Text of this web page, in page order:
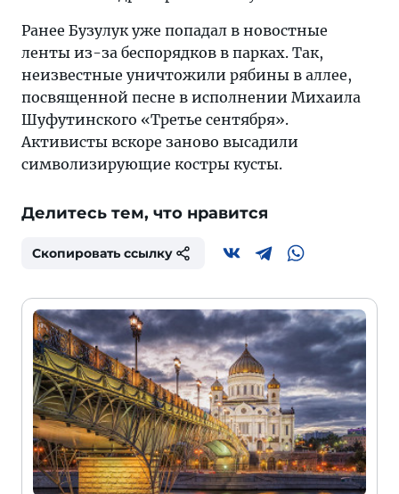
Ранее Бузулук уже попадал в новостные
ленты из-за беспорядков в парках. Так,
неизвестные уничтожили рябины в аллее,
посвященной песне в исполнении Михаила
Шуфутинского «Третье сентября».
Активисты вскоре заново высадили
символизирующие костры кусты.
Делитесь тем, что нравится
Скопировать ссылку